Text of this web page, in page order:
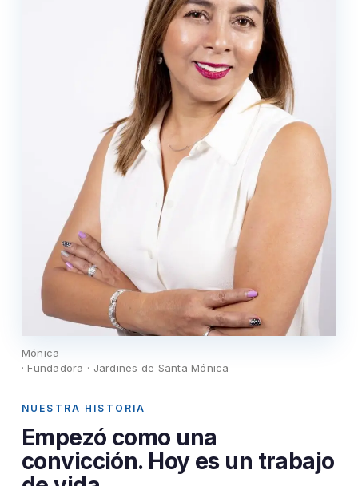
Mónica
· Fundadora · Jardines de Santa Mónica
NUESTRA HISTORIA
Empezó como una
convicción. Hoy es un trabajo